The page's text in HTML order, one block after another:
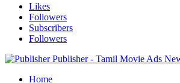
Likes
Followers
Subscribers
Followers
Publisher - Tamil Movie Ads
Home